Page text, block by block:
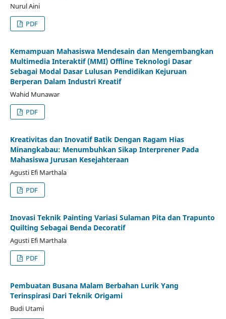
Nurul Aini
PDF
Kemampuan Mahasiswa Mendesain dan Mengembangkan
Multimedia Interaktif (MMI) Offline Teknologi Dasar
Sebagai Modal Dasar Lulusan Pendidikan Kejuruan
Berperan Dalam Industri Kreatif
Wahid Munawar
PDF
Kreativitas dan Inovatif Batik Dengan Ragam Hias
Minangkabau: Menumbuhkan Sikap Interprener Pada
Mahasiswa Jurusan Kesejahteraan
Agusti Efi Marthala
PDF
Inovasi Teknik Painting Variasi Sulaman Pita dan Trapunto
Quilting Sebagai Benda Decoratif
Agusti Efi Marthala
PDF
Pembuatan Busana Malam Berbahan Lurik Yang
Terinspirasi Dari Teknik Origami
Budi Utami